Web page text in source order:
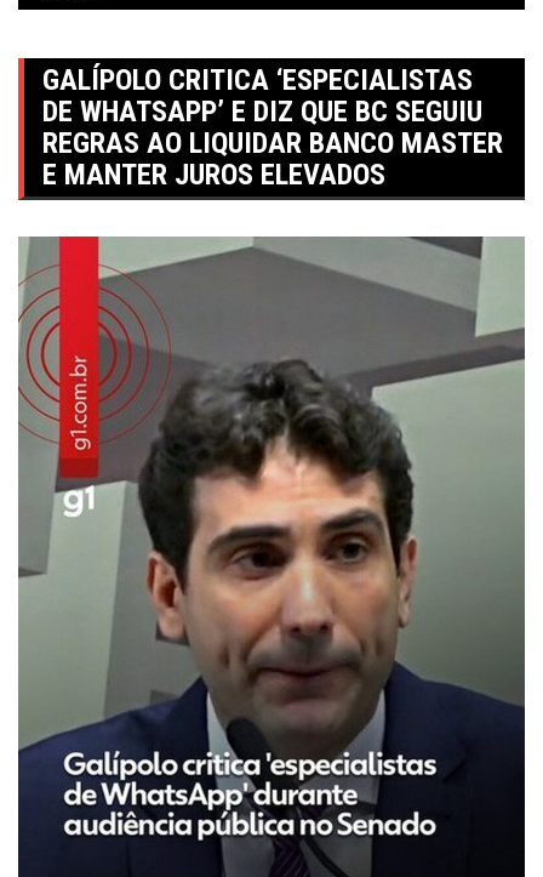
GALÍPOLO CRITICA ‘ESPECIALISTAS
DE WHATSAPP’ E DIZ QUE BC SEGUIU
REGRAS AO LIQUIDAR BANCO MASTER
E MANTER JUROS ELEVADOS